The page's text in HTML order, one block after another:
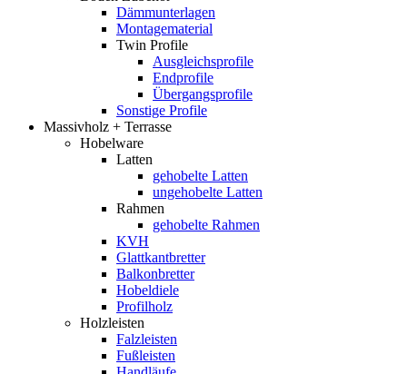
Dämmunterlagen
Montagematerial
Twin Profile
Ausgleichsprofile
Endprofile
Übergangsprofile
Sonstige Profile
Massivholz + Terrasse
Hobelware
Latten
gehobelte Latten
ungehobelte Latten
Rahmen
gehobelte Rahmen
KVH
Glattkantbretter
Balkonbretter
Hobeldiele
Profilholz
Holzleisten
Falzleisten
Fußleisten